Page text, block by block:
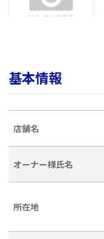
基本情報
店舗名
オーナー様氏名
所在地